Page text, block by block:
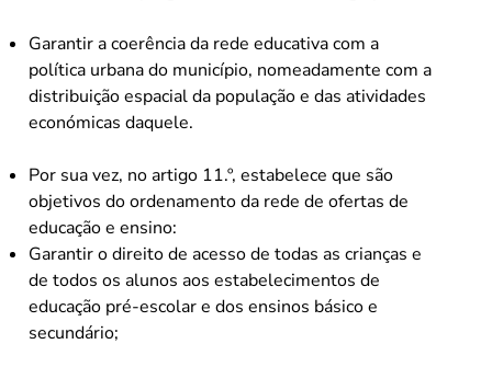
Garantir a coerência da rede educativa com a
política urbana do município, nomeadamente com a
distribuição espacial da população e das atividades
económicas daquele.
Por sua vez, no artigo 11.º, estabelece que são
objetivos do ordenamento da rede de ofertas de
educação e ensino:
Garantir o direito de acesso de todas as crianças e
de todos os alunos aos estabelecimentos de
educação pré-escolar e dos ensinos básico e
secundário;